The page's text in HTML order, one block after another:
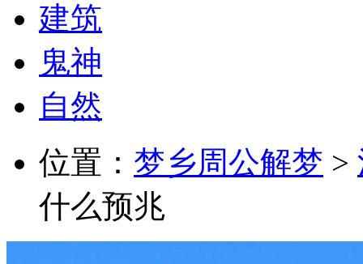
建筑
鬼神
自然
位置： 梦乡周公解梦 >
什么预兆